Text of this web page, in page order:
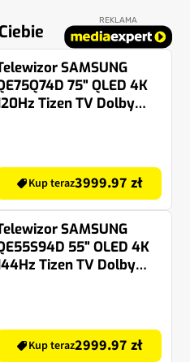
REKLAMA
SAMSUNG
75" QLED 4K
Tizen TV Dolby
Kup teraz3999.97 zł
SAMSUNG
55" OLED 4K
Tizen TV Dolby
Kup teraz2999.97 zł